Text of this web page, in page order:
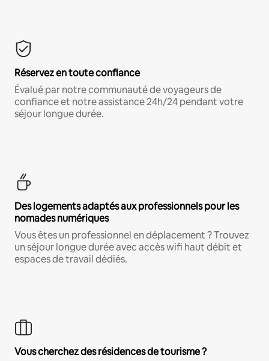
Réservez en toute confiance
Évalué par notre communauté de voyageurs de
confiance et notre assistance 24h/24 pendant votre
séjour longue durée.
Des logements adaptés aux professionnels pour les
nomades numériques
Vous êtes un professionnel en déplacement ? Trouvez
un séjour longue durée avec accès wifi haut débit et
espaces de travail dédiés.
Vous cherchez des résidences de tourisme ?